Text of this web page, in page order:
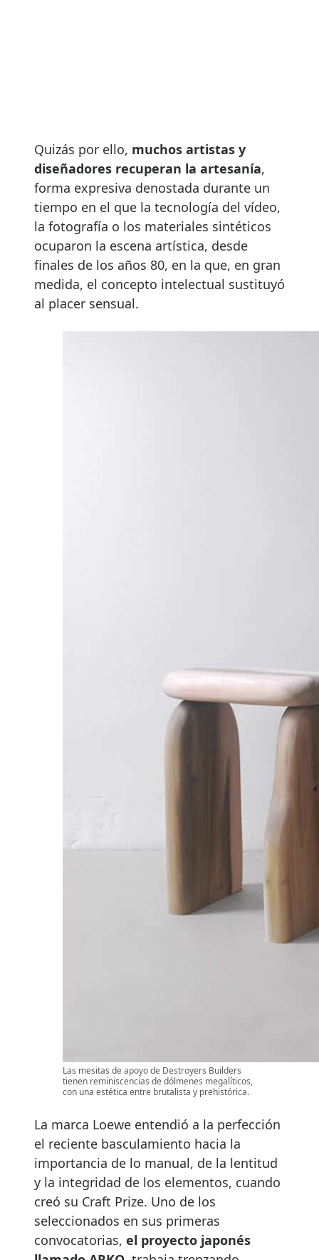
Quizás por ello, muchos artistas y
diseñadores recuperan la artesanía,
forma expresiva denostada durante un
tiempo en el que la tecnología del vídeo,
la fotografía o los materiales sintéticos
ocuparon la escena artística, desde
finales de los años 80, en la que, en gran
medida, el concepto intelectual sustituyó
al placer sensual.
Las mesitas de apoyo de Destroyers Builders
tienen reminiscencias de dólmenes megalíticos,
con una estética entre brutalista y prehistórica.
La marca Loewe entendió a la perfección
el reciente basculamiento hacia la
importancia de lo manual, de la lentitud
y la integridad de los elementos, cuando
creó su Craft Prize. Uno de los
seleccionados en sus primeras
convocatorias, el proyecto japonés